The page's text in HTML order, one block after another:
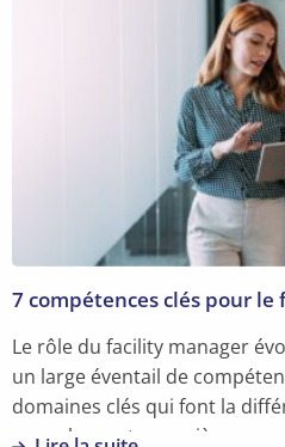
7 compétences clés pour
Le rôle du facility manager
un large éventail de
domaines clés qui font la
propulser votre carrière.